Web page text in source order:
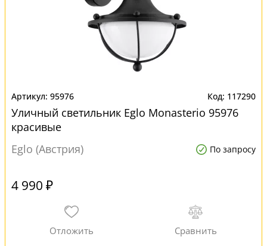
95976 117290
Уличный светильник Eglo Monasterio 95976
красивые
Eglo (Австрия)
По запросу
4 990 ₽